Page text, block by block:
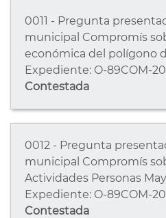
0011 - Pregunta
municipal Compromís
económica del polígono
Expediente: O-89COM-
Contestada
0012 - Pregunta
municipal Compromís
Actividades Personas
Expediente: O-89COM-
Contestada